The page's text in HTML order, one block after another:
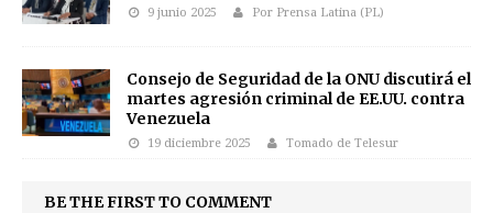
9 junio 2025 Por Prensa Latina (PL)
Consejo de Seguridad de la ONU discutirá el
martes agresión criminal de EE.UU. contra
Venezuela
19 diciembre 2025 Tomado de Telesur
BE THE FIRST TO COMMENT